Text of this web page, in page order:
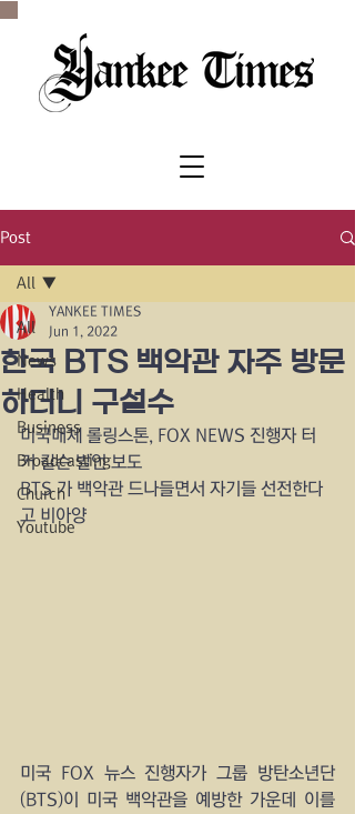
Post
All
News
Health
Business
Broadcasting
Church
Youtube
All
한국 BTS 백악관 자주 방문
하더니 구설수
YANKEE TIMES
Jun 1, 2022
미국매체 롤링스톤, FOX NEWS 진행자 터
커 칼슨 발언 보도
BTS 가 백악관 드나들면서 자기들 선전한다
고 비아양
미국 FOX 뉴스 진행자가 그룹 방탄소년단
(BTS)이 미국 백악관을 예방한 가운데 이를